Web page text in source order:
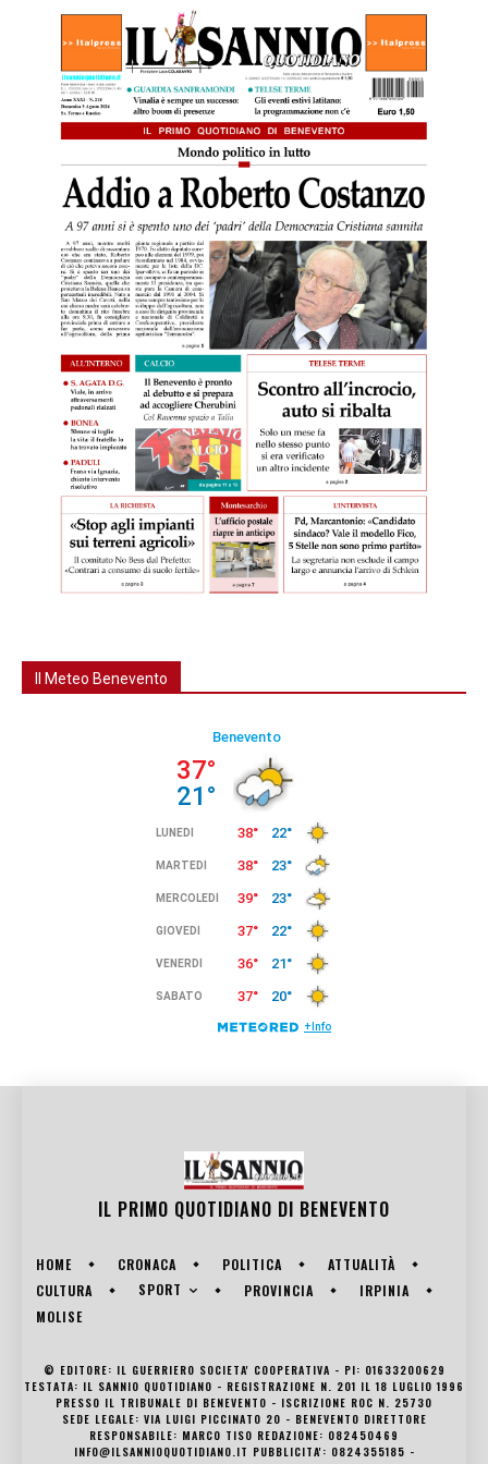
Il Meteo Benevento
IL PRIMO QUOTIDIANO DI BENEVENTO
HOME CRONACA POLITICA
ATTUALITÀ
CULTURA
SPORT PROVINCIA
IRPINIA
MOLISE
© EDITORE: IL GUERRIERO SOCIETA' COOPERATIVA - PI: 01633200629
TESTATA: IL SANNIO QUOTIDIANO - REGISTRAZIONE N. 201 IL 18 LUGLIO 1996
PRESSO IL TRIBUNALE DI BENEVENTO - ISCRIZIONE ROC N. 25730
SEDE LEGALE: VIA LUIGI PICCINATO 20 - BENEVENTO DIRETTORE
RESPONSABILE: MARCO TISO REDAZIONE: 082450469
INFO@ILSANNIOQUOTIDIANO.IT PUBBLICITA': 0824355185 -